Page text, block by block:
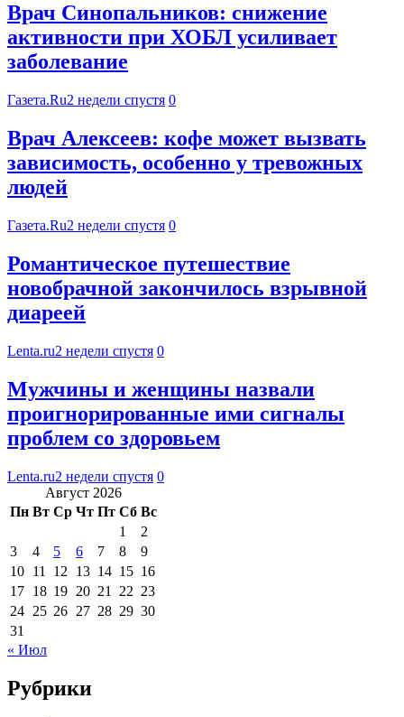
Врач Синопальников: снижение
активности при ХОБЛ усиливает
заболевание
Газета.Ru2 недели спустя 0
Врач Алексеев: кофе может вызвать
зависимость, особенно у тревожных
людей
Газета.Ru2 недели спустя 0
Романтическое путешествие
новобрачной закончилось взрывной
диареей
Lenta.ru2 недели спустя 0
Мужчины и женщины назвали
проигнорированные ими сигналы
проблем со здоровьем
Lenta.ru2 недели спустя 0
Август 2026
Пн Вт Ср Чт Пт Сб Вс
1
2
3
4 5 6 7 8
9
10 11 12 13 14 15 16
17 18 19 20 21 22 23
24 25 26 27 28 29 30
31
« Июл
Рубрики